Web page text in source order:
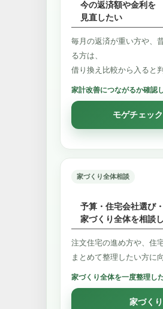
今の返済額や金利を
見直したい
毎月の返済が重い方や、
る方は、
借り換え比較から入ると
家計改善につながるか確認
モゲチェッ
家づくり全体相談
予算・住宅会社選び・
家づくり全体を相談
注文住宅の進め方や、住
まとめて整理したい方に
家づくり全体を一度整理し
家づく